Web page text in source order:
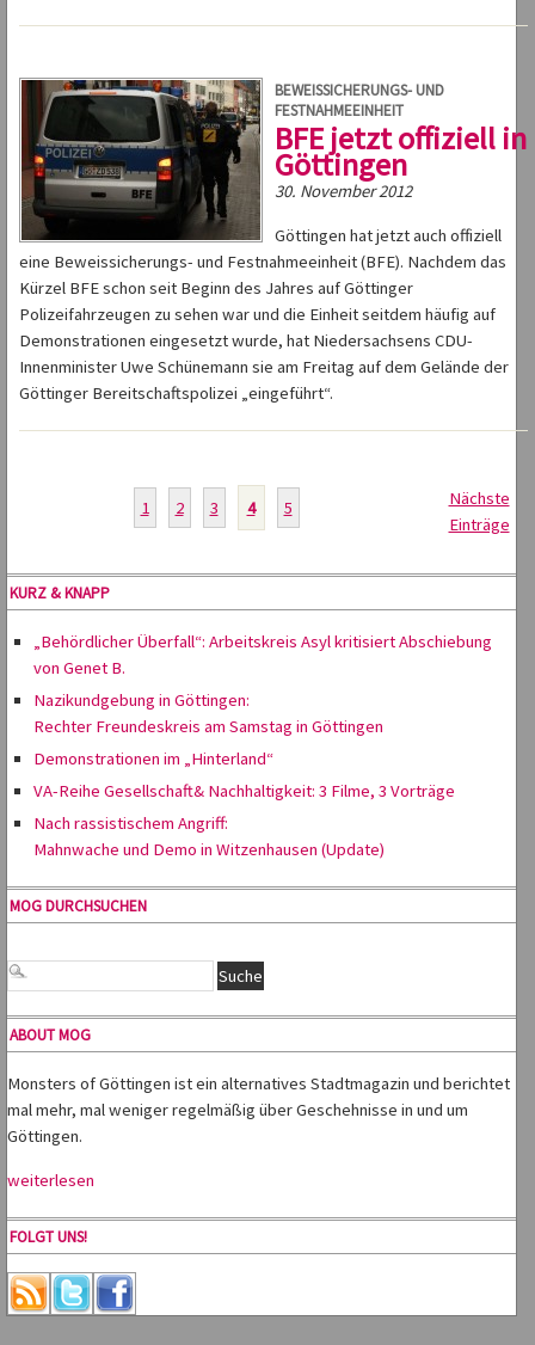
BEWEISSICHERUNGS- UND
FESTNAHMEEINHEIT
BFE jetzt offiziell in
Göttingen
30. November 2012
Göttingen hat jetzt auch offiziell
eine Beweissicherungs- und Festnahmeeinheit (BFE). Nachdem das
Kürzel BFE schon seit Beginn des Jahres auf Göttinger
Polizeifahrzeugen zu sehen war und die Einheit seitdem häufig auf
Demonstrationen eingesetzt wurde, hat Niedersachsens CDU-
Innenminister Uwe Schünemann sie am Freitag auf dem Gelände der
Göttinger Bereitschaftspolizei „eingeführt“.
1 2 3 4 5
Nächste
Einträge
KURZ & KNAPP
„Behördlicher Überfall“: Arbeitskreis Asyl kritisiert Abschiebung
von Genet B.
Nazikundgebung in Göttingen:
Rechter Freundeskreis am Samstag in Göttingen
Demonstrationen im „Hinterland“
VA-Reihe Gesellschaft& Nachhaltigkeit: 3 Filme, 3 Vorträge
Nach rassistischem Angriff:
Mahnwache und Demo in Witzenhausen (Update)
MOG DURCHSUCHEN
ABOUT MOG
Monsters of Göttingen ist ein alternatives Stadtmagazin und berichtet
mal mehr, mal weniger regelmäßig über Geschehnisse in und um
Göttingen.
weiterlesen
FOLGT UNS!